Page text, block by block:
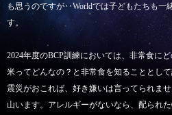
も思うのですが‥Worldでは子どもたちも一
す。
2024年度のBCP訓練においては、非常食に
米ってどんなの？と非常食を知ることとして
震災がおこれば、好き嫌いは言ってられま
山います。アレルギーがないなら、配られ